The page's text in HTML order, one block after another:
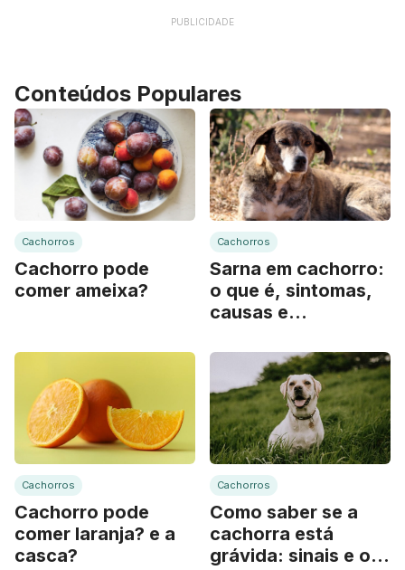
PUBLICIDADE
Conteúdos Populares
Cachorros
Cachorro pode
comer ameixa?
Cachorros
Sarna em cachorro:
o que é, sintomas,
causas e
Cachorros
Cachorro pode
comer laranja? e a
casca?
Cachorros
Como saber se a
cachorra está
grávida: sinais e o